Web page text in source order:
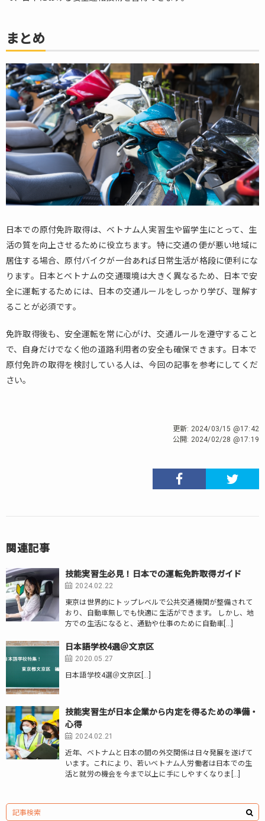
まとめ
日本での原付免許取得は、ベトナム人実習生や留学生にとって、生
活の質を向上させるために役立ちます。特に交通の便が悪い地域に
居住する場合、原付バイクが一台あれば日常生活が格段に便利にな
ります。日本とベトナムの交通環境は大きく異なるため、日本で安
全に運転するためには、日本の交通ルールをしっかり学び、理解す
ることが必須です。
免許取得後も、安全運転を常に心がけ、交通ルールを遵守すること
で、自身だけでなく他の道路利用者の安全も確保できます。日本で
原付免許の取得を検討している人は、今回の記事を参考にしてくだ
さい。
更新: 2024/03/15 @17:42
公開: 2024/02/28 @17:19
関連記事
技能実習生必見！日本での運転免許取得ガイド
2024.02.22
東京は世界的にトップレベルで公共交通機関が整備されて
おり、自動車無しでも快適に生活ができます。 しかし、地
方での生活になると、通勤や仕事のために自動車[…]
日本語学校4選＠文京区
2020.05.27
日本語学校4選＠文京区[…]
技能実習生が日本企業から内定を得るための準備・
心得
2024.02.21
近年、ベトナムと日本の間の外交関係は日々発展を遂げて
います。これにより、若いベトナム人労働者は日本での生
活と就労の機会を今まで以上に手にしやすくなりま[…]